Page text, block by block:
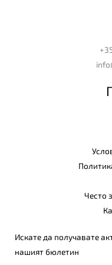
Често
Искате да получавате
нашият бюлетин